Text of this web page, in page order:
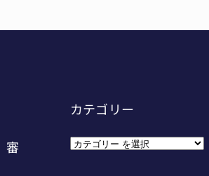
カテゴリー
カ